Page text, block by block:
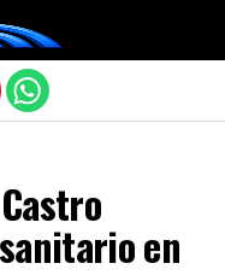
en
móvil